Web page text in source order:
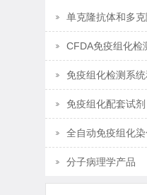
单克隆抗体和多
CFDA免疫组化检
免疫组化检测系
免疫组化配套试剂
全自动免疫组化
分子病理学产品